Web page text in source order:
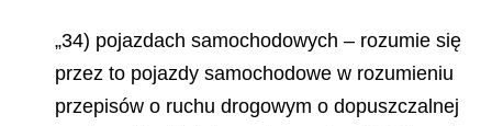
„34) pojazdach samochodowych – rozumie się
przez to pojazdy samochodowe w rozumieniu
przepisów o ruchu drogowym o dopuszczalnej